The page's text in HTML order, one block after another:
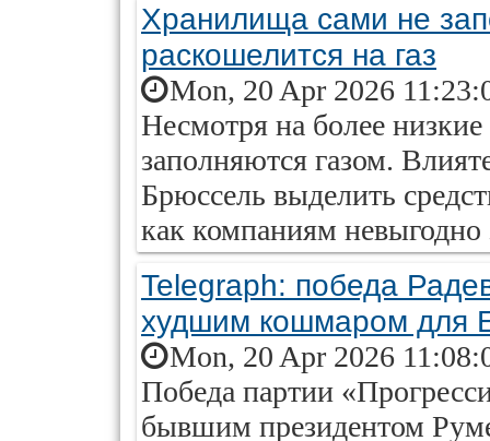
Хранилища сами не
раскошелится на газ
Mon, 20 Apr 2026
Несмотря на более
заполняются газом.
Брюссель выделить
как компаниям невыгодно
Telegraph: победа
худшим кошмаром для
Mon, 20 Apr 2026
Победа партии
бывшим президентом